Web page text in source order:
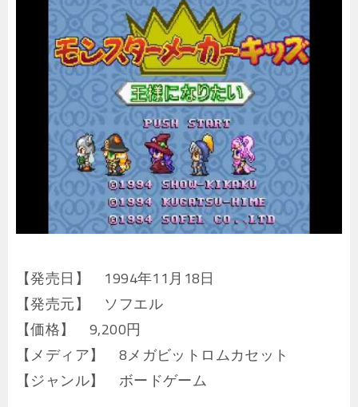
【発売日】 1994年11月18日
【発売元】 ソフエル
【価格】 9,200円
【メディア】 8メガビットロムカセット
【ジャンル】 ボードゲーム